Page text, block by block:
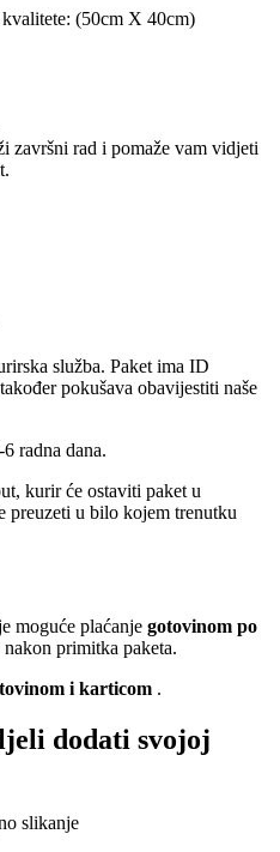
(50cm X 40cm)
završni rad i pomaže vam vidjeti
služba. Paket ima ID
pokušava obavijestiti naše
radna dana.
kurir će ostaviti paket u
preuzeti u bilo kojem trenutku
moguće plaćanje gotovinom po
primitka paketa.
i karticom .
dodati svojoj